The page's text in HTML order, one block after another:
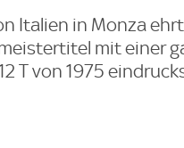
Italien in Monza
mit einer
T von 1975